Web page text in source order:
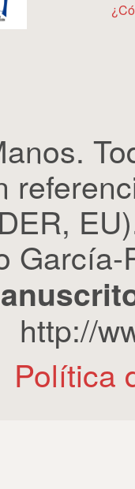
http://
Política